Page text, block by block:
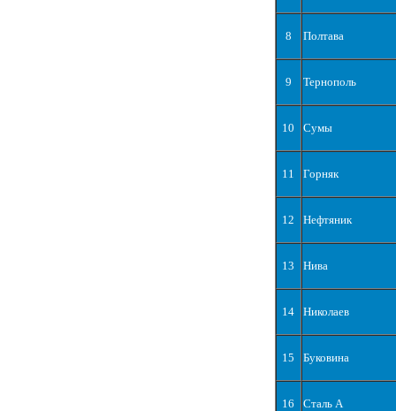
8 Полтава
9 Тернополь
10 Сумы
11 Горняк
12 Нефтяник
13 Нива
14 Николаев
15 Буковина
16 Сталь А